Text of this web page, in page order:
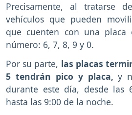
Precisamente, al tratarse
vehículos que pueden
que cuenten con una
número: 6, 7, 8, 9 y 0.
Por su parte, las placas
5 tendrán pico y placa,y
durante este día, desde las
hasta las 9:00 de la noche.